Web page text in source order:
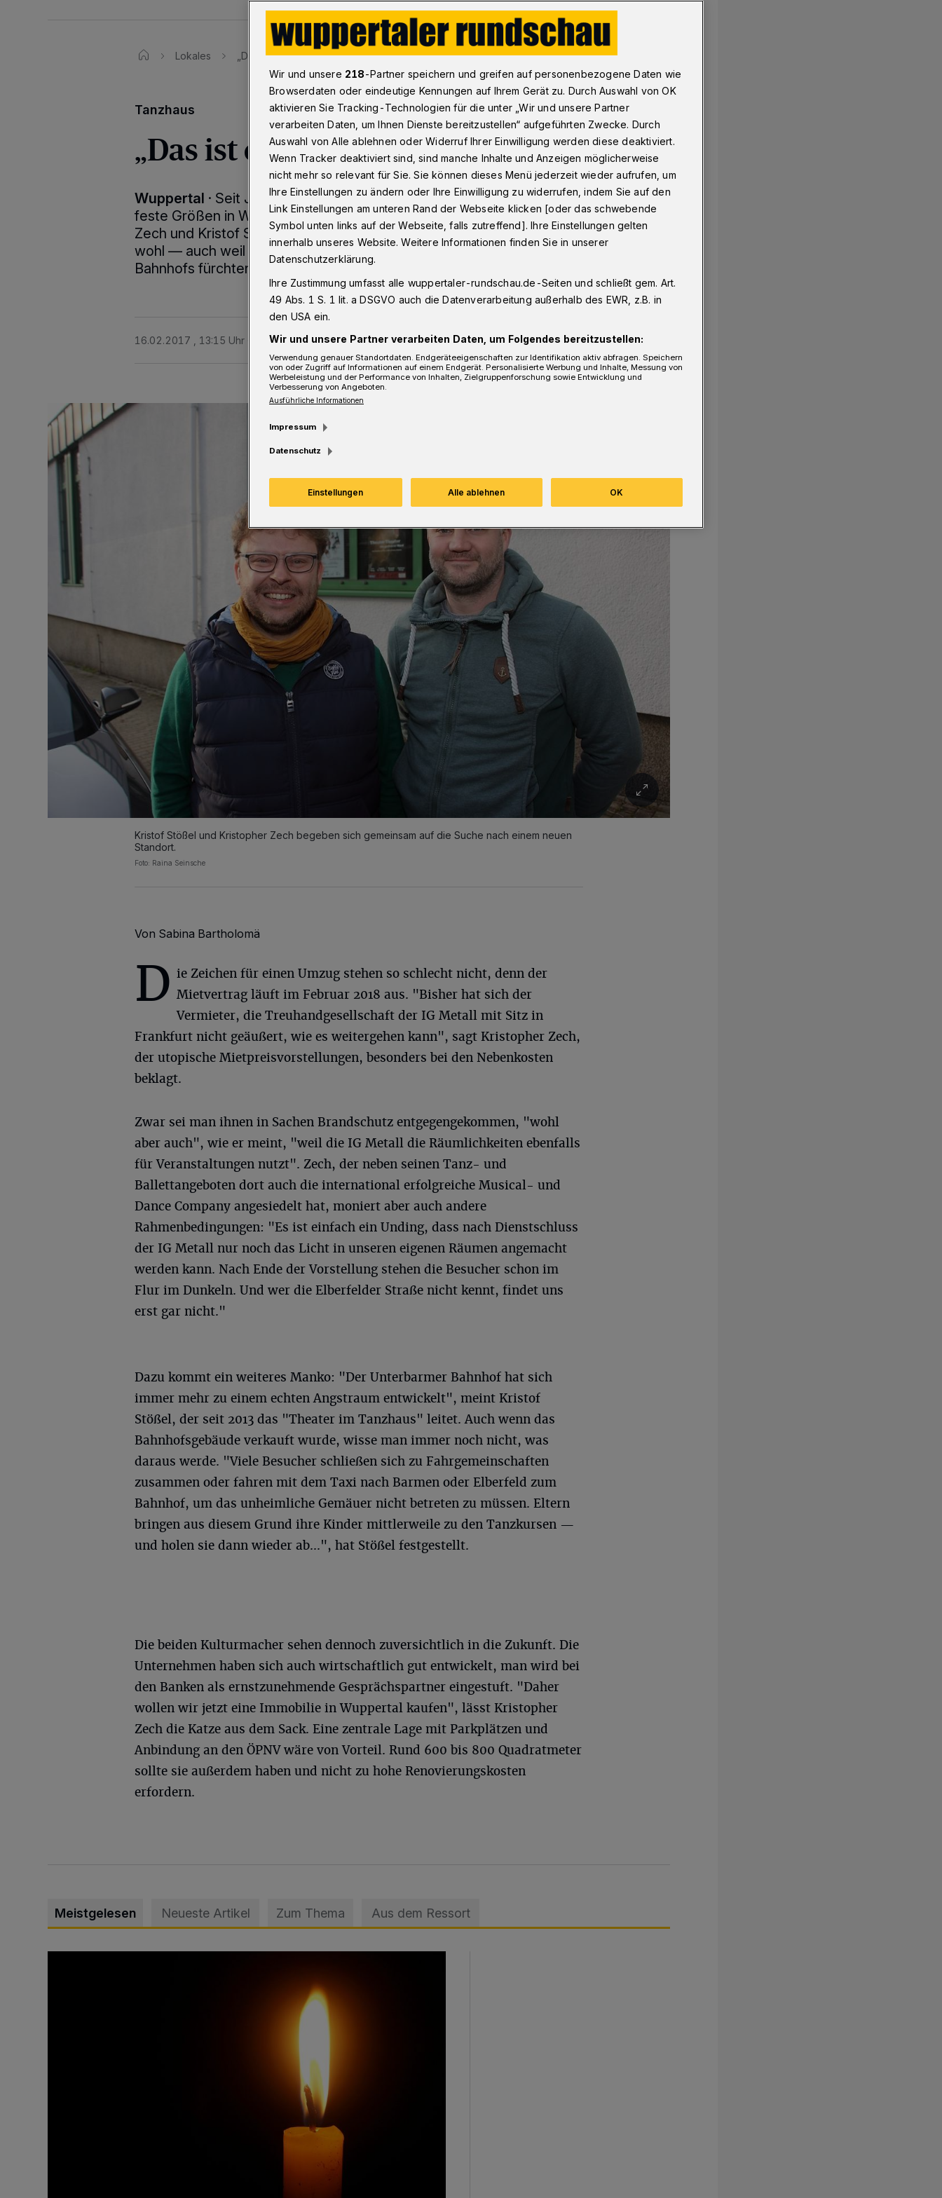
Lokales „Das ist ein Unding“
Tanzhaus
„Das ist ein Unding“
Wuppertal · Seit Jahren sind Tanzschule und Theater im "Tanzhaus"
feste Größen in Wuppertals Kulturleben. Doch Macher Kristopher
Zech und Kristof Stößel fühlen sich im Haus der IG Metall nicht mehr
wohl — auch weil sich ihre Gäste im Umfeld des Unterbarmer
Bahnhofs fürchten.
16.02.2017 , 13:15 Uhr 2 Minuten Lesezeit
Kristof Stößel und Kristopher Zech begeben sich gemeinsam auf die Suche nach einem neuen
Standort.
Foto: Raina Seinsche
Von Sabina Bartholomä
D ie Zeichen für einen Umzug stehen so schlecht nicht, denn der
Mietvertrag läuft im Februar 2018 aus. "Bisher hat sich der
Vermieter, die Treuhandgesellschaft der IG Metall mit Sitz in
Frankfurt nicht geäußert, wie es weitergehen kann", sagt Kristopher Zech,
der utopische Mietpreisvorstellungen, besonders bei den Nebenkosten
beklagt.
Zwar sei man ihnen in Sachen Brandschutz entgegengekommen, "wohl
aber auch", wie er meint, "weil die IG Metall die Räumlichkeiten ebenfalls
für Veranstaltungen nutzt". Zech, der neben seinen Tanz- und
Ballettangeboten dort auch die international erfolgreiche Musical- und
Dance Company angesiedelt hat, moniert aber auch andere
Rahmenbedingungen: "Es ist einfach ein Unding, dass nach Dienstschluss
der IG Metall nur noch das Licht in unseren eigenen Räumen angemacht
werden kann. Nach Ende der Vorstellung stehen die Besucher schon im
Flur im Dunkeln. Und wer die Elberfelder Straße nicht kennt, findet uns
erst gar nicht."
Dazu kommt ein weiteres Manko: "Der Unterbarmer Bahnhof hat sich
immer mehr zu einem echten Angstraum entwickelt", meint Kristof
Stößel, der seit 2013 das "Theater im Tanzhaus" leitet. Auch wenn das
Bahnhofsgebäude verkauft wurde, wisse man immer noch nicht, was
daraus werde. "Viele Besucher schließen sich zu Fahrgemeinschaften
zusammen oder fahren mit dem Taxi nach Barmen oder Elberfeld zum
Bahnhof, um das unheimliche Gemäuer nicht betreten zu müssen. Eltern
bringen aus diesem Grund ihre Kinder mittlerweile zu den Tanzkursen —
und holen sie dann wieder ab...", hat Stößel festgestellt.
Die beiden Kulturmacher sehen dennoch zuversichtlich in die Zukunft. Die
Unternehmen haben sich auch wirtschaftlich gut entwickelt, man wird bei
den Banken als ernstzunehmende Gesprächspartner eingestuft. "Daher
wollen wir jetzt eine Immobilie in Wuppertal kaufen", lässt Kristopher
Zech die Katze aus dem Sack. Eine zentrale Lage mit Parkplätzen und
Anbindung an den ÖPNV wäre von Vorteil. Rund 600 bis 800 Quadratmeter
sollte sie außerdem haben und nicht zu hohe Renovierungskosten
erfordern.
Meistgelesen Neueste Artikel Zum Thema Aus dem Ressort
Wir und unsere 218-Partner speichern und greifen auf personenbezogene Daten wie
Browserdaten oder eindeutige Kennungen auf Ihrem Gerät zu. Durch Auswahl von OK
aktivieren Sie Tracking-Technologien für die unter „Wir und unsere Partner
verarbeiten Daten, um Ihnen Dienste bereitzustellen“ aufgeführten Zwecke. Durch
Auswahl von Alle ablehnen oder Widerruf Ihrer Einwilligung werden diese deaktiviert.
Wenn Tracker deaktiviert sind, sind manche Inhalte und Anzeigen möglicherweise
nicht mehr so relevant für Sie. Sie können dieses Menü jederzeit wieder aufrufen, um
Ihre Einstellungen zu ändern oder Ihre Einwilligung zu widerrufen, indem Sie auf den
Link Einstellungen am unteren Rand der Webseite klicken [oder das schwebende
Symbol unten links auf der Webseite, falls zutreffend]. Ihre Einstellungen gelten
innerhalb unseres Website. Weitere Informationen finden Sie in unserer
Datenschutzerklärung.
Ihre Zustimmung umfasst alle wuppertaler-rundschau.de-Seiten und schließt gem. Art.
49 Abs. 1 S. 1 lit. a DSGVO auch die Datenverarbeitung außerhalb des EWR, z.B. in
den USA ein.
Wir und unsere Partner verarbeiten Daten, um Folgendes bereitzustellen:
Verwendung genauer Standortdaten. Endgeräteeigenschaften zur Identifikation aktiv abfragen. Speichern
von oder Zugriff auf Informationen auf einem Endgerät. Personalisierte Werbung und Inhalte, Messung von
Werbeleistung und der Performance von Inhalten, Zielgruppenforschung sowie Entwicklung und
Verbesserung von Angeboten.
Ausführliche Informationen
Impressum
Datenschutz
Einstellungen Alle ablehnen OK